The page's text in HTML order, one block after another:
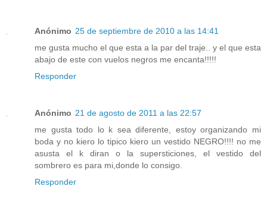
Anónimo 25 de septiembre de 2010 a las 14:41
me gusta mucho el que esta a la par del traje.. y el que esta
abajo de este con vuelos negros me encanta!!!!!
Responder
Anónimo 21 de agosto de 2011 a las 22:57
me gusta todo lo k sea diferente, estoy organizando mi
boda y no kiero lo tipico kiero un vestido NEGRO!!!! no me
asusta el k diran o la supersticiones, el vestido del
sombrero es para mi,donde lo consigo.
Responder